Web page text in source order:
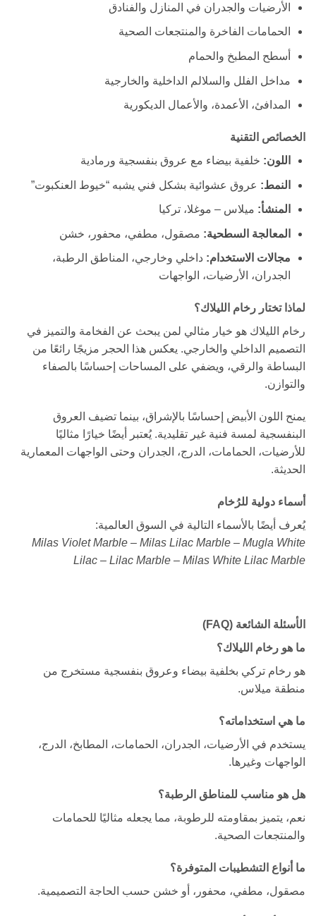
الأرضيات والجدران في المنازل والفنادق
الحمامات الفاخرة والمنتجعات الصحية
أسطح المطبخ والحمام
مداخل الفلل والسلالم الداخلية والخارجية
المدافئ، الأعمدة، والأعمال الديكورية
الخصائص التقنية
اللون: خلفية بيضاء مع عروق بنفسجية ورمادية
النمط: عروق عشوائية بشكل فني يشبه “خيوط العنكبوت”
المنشأ: ميلاس – موغلا، تركيا
المعالجة السطحية: مصقول، مطفي، محفور، خشن
مجالات الاستخدام: داخلي وخارجي، المناطق الرطبة،
الجدران، الأرضيات، الواجهات
لماذا تختار رخام الليلاك؟
رخام الليلاك هو خيار مثالي لمن يبحث عن الفخامة والتميز في
التصميم الداخلي والخارجي. يعكس هذا الحجر مزيجًا رائعًا من
البساطة والرقي، ويضفي على المساحات إحساسًا بالصفاء
والتوازن.
يمنح اللون الأبيض إحساسًا بالإشراق، بينما تضيف العروق
البنفسجية لمسة فنية غير تقليدية. يُعتبر أيضًا خيارًا مثاليًا
للأرضيات، الحمامات، الدرج، الجدران وحتى الواجهات المعمارية
الحديثة.
أسماء دولية للرُخام
يُعرف أيضًا بالأسماء التالية في السوق العالمية:
Milas Violet Marble – Milas Lilac Marble – Mugla White
Lilac – Lilac Marble – Milas White Lilac Marble
الأسئلة الشائعة (FAQ)
ما هو رخام الليلاك؟
هو رخام تركي بخلفية بيضاء وعروق بنفسجية مستخرج من
منطقة ميلاس.
ما هي استخداماته؟
يستخدم في الأرضيات، الجدران، الحمامات، المطابخ، الدرج،
الواجهات وغيرها.
هل هو مناسب للمناطق الرطبة؟
نعم، يتميز بمقاومته للرطوبة، مما يجعله مثاليًا للحمامات
والمنتجعات الصحية.
ما أنواع التشطيبات المتوفرة؟
مصقول، مطفي، محفور، أو خشن حسب الحاجة التصميمية.